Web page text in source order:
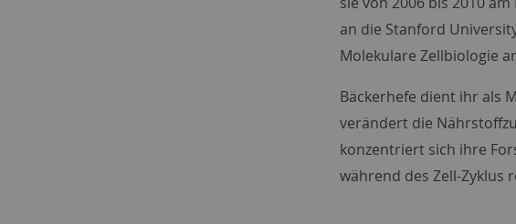
an die Stanford
Molekulare Zellbiologie
Bäckerhefe dient ihr als
verändert die
konzentriert sich ihre
während des Zell-Zyklus